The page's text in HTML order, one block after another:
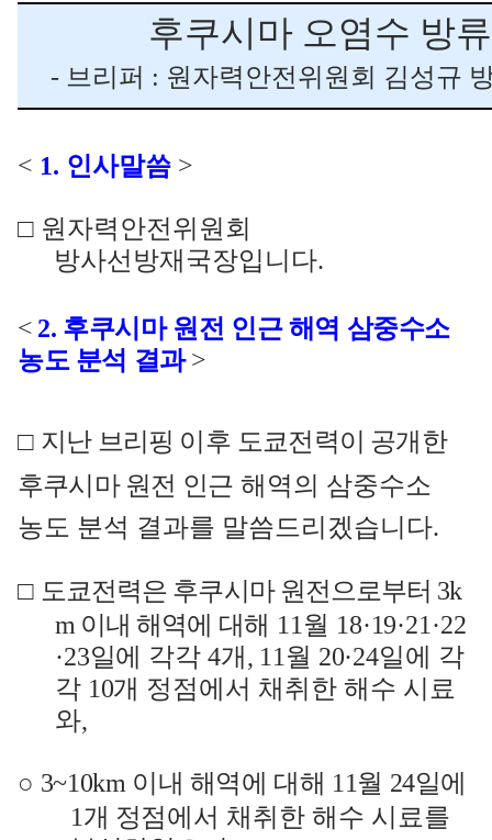
후쿠시마 오염수 방
- 브리퍼 : 원자력안전위원회 김성규
< 1. 인사말씀 >
□ 원자력안전위원회
방사선방재국장입니다.
< 2. 후쿠시마 원전 인근 해역 삼중수소
농도 분석 결과>
□ 지난 브리핑 이후 도쿄전력이 공개한
후쿠시마 원전 인근 해역의 삼중수소
농도 분석 결과를 말씀드리겠습니다.
□ 도쿄전력은 후쿠시마 원전으로부터 3k
m 이내 해역에 대해 11월 18·19·21·22
·23일에 각각 4개 , 11월 20·24일에 각
각 10개 정점에서 채취한 해수 시료
와,
○ 3~10km 이내 해역에 대해 11월 24일에
1개 정점에서 채취한 해수 시료를